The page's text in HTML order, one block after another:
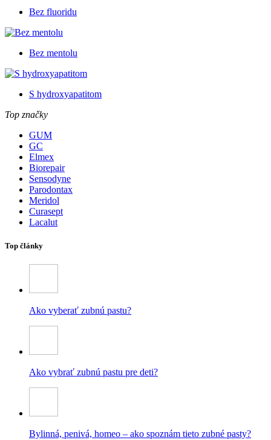
Bez fluoridu
Bez mentolu
S hydroxyapatitom
Top značky
GUM
GC
Elmex
Biorepair
Sensodyne
Parodontax
Meridol
Curasept
Lacalut
Top články
Ako vyberať zubnú pastu?
Ako vybrať zubnú pastu pre deti?
Bylinná, penivá, homeo – ako spoznám tieto zubné pasty?